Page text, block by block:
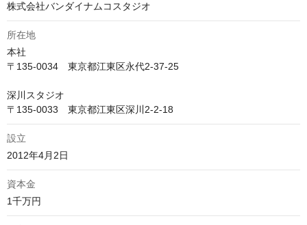
株式会社バンダイナムコスタジオ
所在地
本社
〒135-0034　東京都江東区永代2-37-25
深川スタジオ
〒135-0033　東京都江東区深川2-2-18
設立
資本金